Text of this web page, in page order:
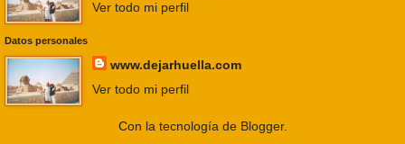
Ver todo mi perfil
Datos personales
www.dejarhuella.com
Ver todo mi perfil
Con la tecnología de Blogger.